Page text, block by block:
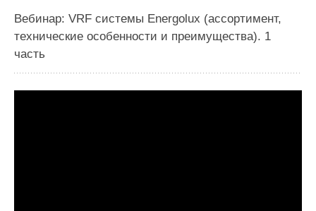
Вебинар: VRF системы Energolux (ассортимент,
технические особенности и преимущества). 1
часть